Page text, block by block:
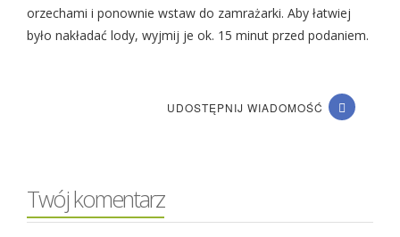
orzechami i ponownie wstaw do zamrażarki. Aby łatwiej
było nakładać lody, wyjmij je ok. 15 minut przed podaniem.
UDOSTĘPNIJ WIADOMOŚĆ
Twój komentarz